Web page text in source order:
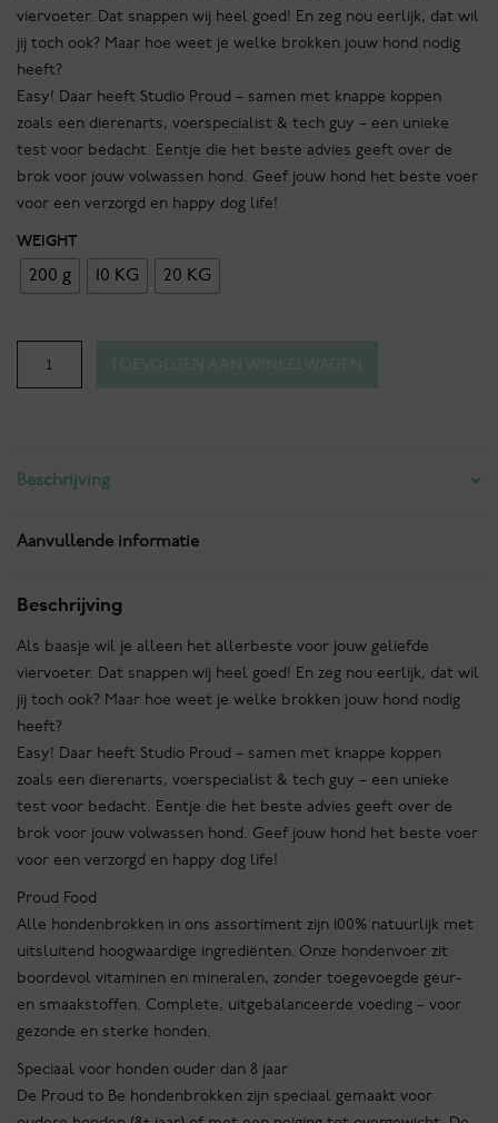
viervoeter. Dat snappen wij heel goed! En zeg nou eerlijk, dat wil
jij toch ook? Maar hoe weet je welke brokken jouw hond nodig
heeft?
Easy! Daar heeft Studio Proud – samen met knappe koppen
zoals een dierenarts, voerspecialist & tech guy – een unieke
test voor bedacht. Eentje die het beste advies geeft over de
brok voor jouw volwassen hond. Geef jouw hond het beste voer
voor een verzorgd en happy dog life!
WEIGHT
200 g 10 KG 20 KG
Crunchy
zak
Beschrijving
Aanvullende informatie
Beschrijving
Als baasje wil je alleen het allerbeste voor jouw geliefde
viervoeter. Dat snappen wij heel goed! En zeg nou eerlijk, dat wil
jij toch ook? Maar hoe weet je welke brokken jouw hond nodig
heeft?
Easy! Daar heeft Studio Proud – samen met knappe koppen
zoals een dierenarts, voerspecialist & tech guy – een unieke
test voor bedacht. Eentje die het beste advies geeft over de
brok voor jouw volwassen hond. Geef jouw hond het beste voer
voor een verzorgd en happy dog life!
Proud Food
Alle hondenbrokken in ons assortiment zijn 100% natuurlijk met
uitsluitend hoogwaardige ingrediënten. Onze hondenvoer zit
boordevol vitaminen en mineralen, zonder toegevoegde geur-
en smaakstoffen. Complete, uitgebalanceerde voeding – voor
gezonde en sterke honden.
Speciaal voor honden ouder dan 8 jaar
De Proud to Be hondenbrokken zijn speciaal gemaakt voor